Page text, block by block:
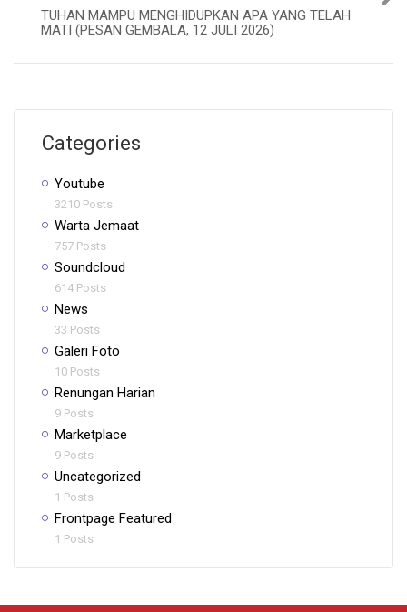
TUHAN MAMPU MENGHIDUPKAN APA YANG TELAH
MATI (PESAN GEMBALA, 12 JULI 2026)
Categories
Youtube
3210 Posts
Warta Jemaat
757 Posts
Soundcloud
614 Posts
News
33 Posts
Galeri Foto
10 Posts
Renungan Harian
9 Posts
Marketplace
9 Posts
Uncategorized
1 Posts
Frontpage Featured
1 Posts